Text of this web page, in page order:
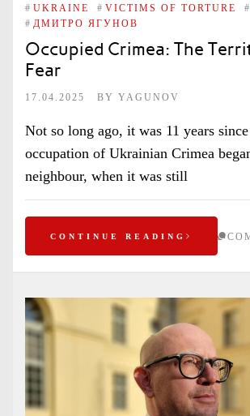
# UKRAINE # VICTIMS OF TORTURE #
# ДМИТРО ЯГУНОВ
Occupied Crimea: The
Fear
17.04.2025 BY YAGUNOV
Not so long ago, it was 11 years
occupation of Ukrainian Crimea
neighbour, when it was still
CONTINUE READING